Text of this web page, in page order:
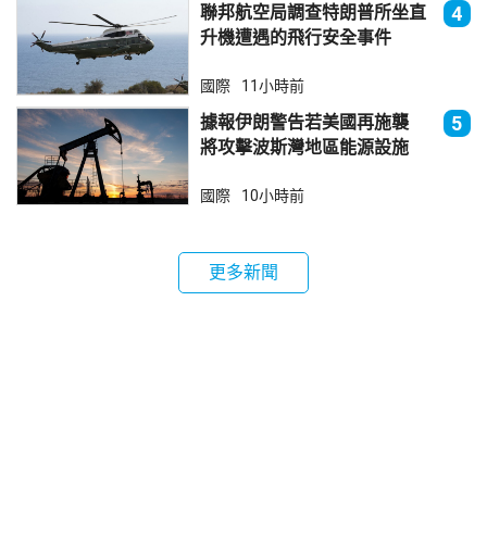
聯邦航空局調查特朗普所坐直
升機遭遇的飛行安全事件
4
國際 11小時前
據報伊朗警告若美國再施襲
將攻擊波斯灣地區能源設施
5
國際 10小時前
更多新聞